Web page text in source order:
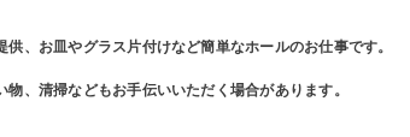
、お皿やグラス片付けなど簡単なホールのお仕事です。
、清掃などもお手伝いいただく場合があります。